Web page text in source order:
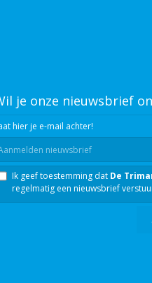
je onze nieuwsbrief
hier je e-mail achter!
Ik geef toestemming dat De
regelmatig een nieuwsbrief